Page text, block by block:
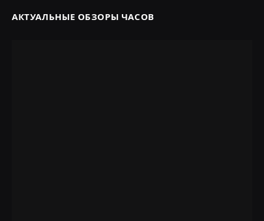
АКТУАЛЬНЫЕ ОБЗОРЫ ЧАСОВ